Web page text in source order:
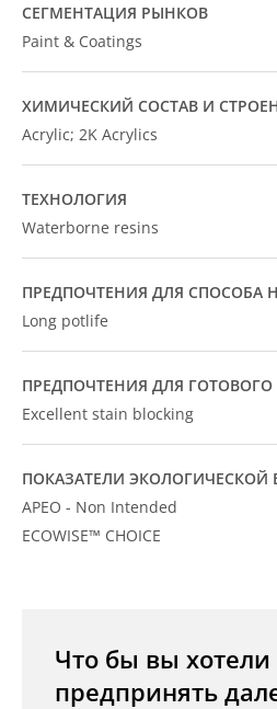
СЕГМЕНТАЦИЯ РЫНКОВ
Paint & Coatings
ХИМИЧЕСКИЙ СОСТАВ И
Acrylic; 2K Acrylics
ТЕХНОЛОГИЯ
Waterborne resins
ПРЕДПОЧТЕНИЯ ДЛЯ СПОСОБА
Long potlife
ПРЕДПОЧТЕНИЯ ДЛЯ
Excellent stain blocking
ПОКАЗАТЕЛИ ЭКОЛОГИЧЕСКОЙ
APEO - Non Intended
ECOWISE™ CHOICE
Что бы вы хотели
предпринять